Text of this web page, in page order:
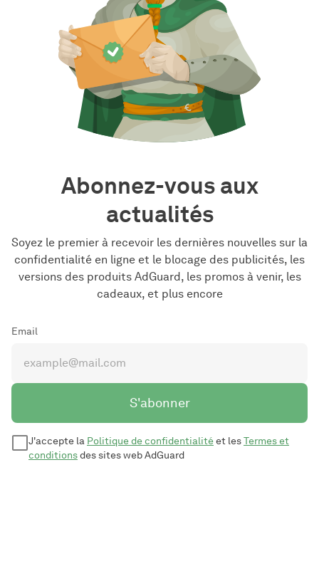
Abonnez-vous aux
actualités
Soyez le premier à recevoir les dernières nouvelles sur la
confidentialité en ligne et le blocage des publicités, les
versions des produits AdGuard, les promos à venir, les
cadeaux, et plus encore
Email
S'abonner
J'accepte la Politique de confidentialitéet lesTermes et
conditionsdes sites web AdGuard